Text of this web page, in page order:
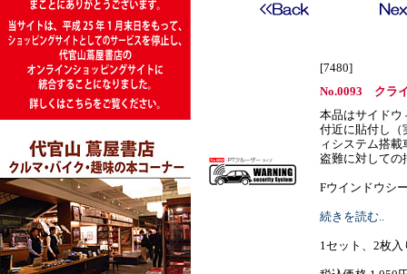
[7480]
No.0093 クラ
本品はサイドウ
付近に貼付し（
ィシステム搭
盗難に対しての
Fウインドウシ
続きを読む..
1セット、2枚